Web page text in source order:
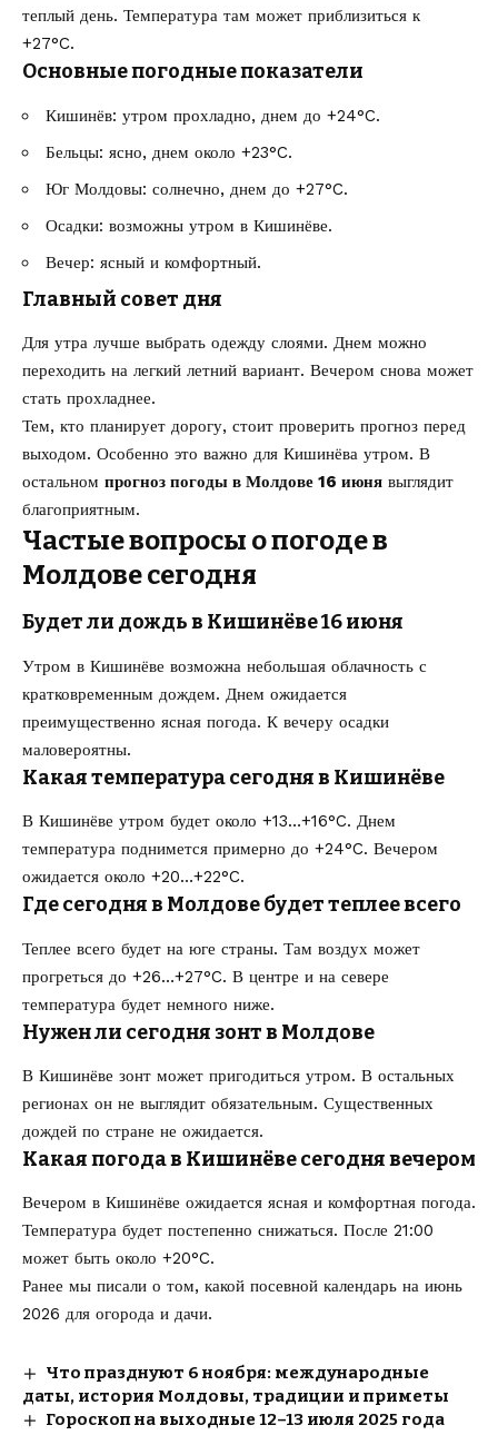
теплый день. Температура там может приблизиться к
+27°C.
Основные погодные показатели
Кишинёв: утром прохладно, днем до +24°C.
Бельцы: ясно, днем около +23°C.
Юг Молдовы: солнечно, днем до +27°C.
Осадки: возможны утром в Кишинёве.
Вечер: ясный и комфортный.
Главный совет дня
Для утра лучше выбрать одежду слоями. Днем можно
переходить на легкий летний вариант. Вечером снова может
стать прохладнее.
Тем, кто планирует дорогу, стоит проверить прогноз перед
выходом. Особенно это важно для Кишинёва утром. В
остальном прогноз погоды в Молдове 16 июня выглядит
благоприятным.
Частые вопросы о погоде в
Молдове сегодня
Будет ли дождь в Кишинёве 16 июня
Утром в Кишинёве возможна небольшая облачность с
кратковременным дождем. Днем ожидается
преимущественно ясная погода. К вечеру осадки
маловероятны.
Какая температура сегодня в Кишинёве
В Кишинёве утром будет около +13…+16°C. Днем
температура поднимется примерно до +24°C. Вечером
ожидается около +20…+22°C.
Где сегодня в Молдове будет теплее всего
Теплее всего будет на юге страны. Там воздух может
прогреться до +26…+27°C. В центре и на севере
температура будет немного ниже.
Нужен ли сегодня зонт в Молдове
В Кишинёве зонт может пригодиться утром. В остальных
регионах он не выглядит обязательным. Существенных
дождей по стране не ожидается.
Какаяпогода в Кишинёве сегоднявечером
Вечером в Кишинёве ожидается ясная и комфортная погода.
Температура будет постепенно снижаться. После 21:00
может быть около +20°C.
Ранее мы писали о том, какой посевной календарь на июнь
2026 для огорода и дачи.
Что празднуют 6 ноября: международные
даты, история Молдовы, традиции и приметы
Гороскоп на выходные 12–13 июля 2025 года